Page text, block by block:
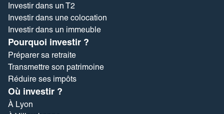
Investir dans un T2
Investir dans une colocation
Investir dans un immeuble
Pourquoi investir ?
Préparer sa retraite
Transmettre son patrimoine
Réduire ses impôts
Où investir ?
À Lyon